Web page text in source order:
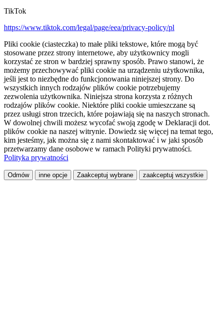
TikTok
https://www.tiktok.com/legal/page/eea/privacy-policy/pl
Pliki cookie (ciasteczka) to małe pliki tekstowe, które mogą być
stosowane przez strony internetowe, aby użytkownicy mogli
korzystać ze stron w bardziej sprawny sposób. Prawo stanowi, że
możemy przechowywać pliki cookie na urządzeniu użytkownika,
jeśli jest to niezbędne do funkcjonowania niniejszej strony. Do
wszystkich innych rodzajów plików cookie potrzebujemy
zezwolenia użytkownika. Niniejsza strona korzysta z różnych
rodzajów plików cookie. Niektóre pliki cookie umieszczane są
przez usługi stron trzecich, które pojawiają się na naszych stronach.
W dowolnej chwili możesz wycofać swoją zgodę w Deklaracji dot.
plików cookie na naszej witrynie. Dowiedz się więcej na temat tego,
kim jesteśmy, jak można się z nami skontaktować i w jaki sposób
przetwarzamy dane osobowe w ramach Polityki prywatności.
Polityka prywatności
Odmów inne opcje Zaakceptuj wybrane zaakceptuj wszystkie